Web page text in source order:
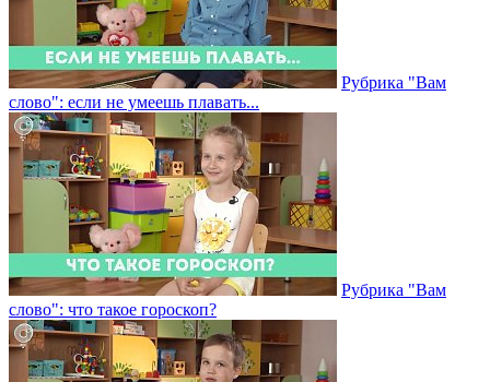
Рубрика "Вам
слово": если не умеешь плавать...
Рубрика "Вам
слово": что такое гороскоп?